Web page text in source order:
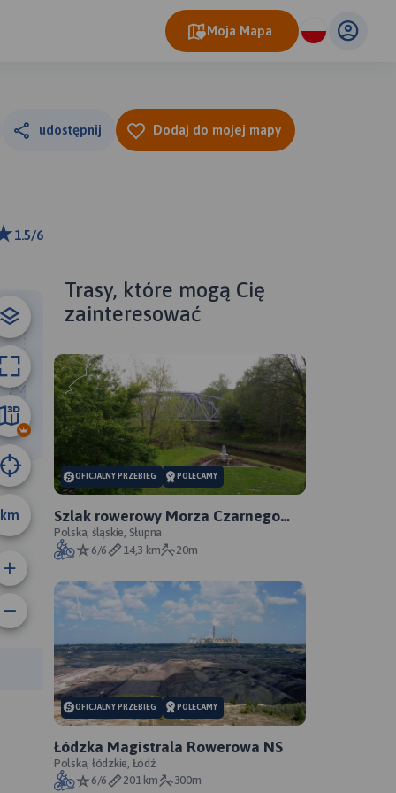
Moja Mapa
udostępnij Dodaj do mojej mapy
1.5/6
km
53 km
trasy:
Trasy, które mogą Cię
zainteresować
OFICJALNY PRZEBIEG POLECAMY
Szlak rowerowy Morza Czarnego
Sosnowiec - oficjalny przebieg
Polska, śląskie, Słupna
6/6
14,3 km 20m
OFICJALNY PRZEBIEG POLECAMY
Łódzka Magistrala Rowerowa NS
Polska, łódzkie, Łódź
6/6
201 km 300m